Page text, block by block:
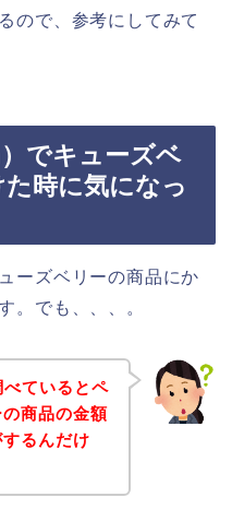
ので、参考にしてみて
でキューズベ
時に気になっ
ーズベリーの商品にか
。でも、、、。
ているとペ
商品の金額
るんだけ